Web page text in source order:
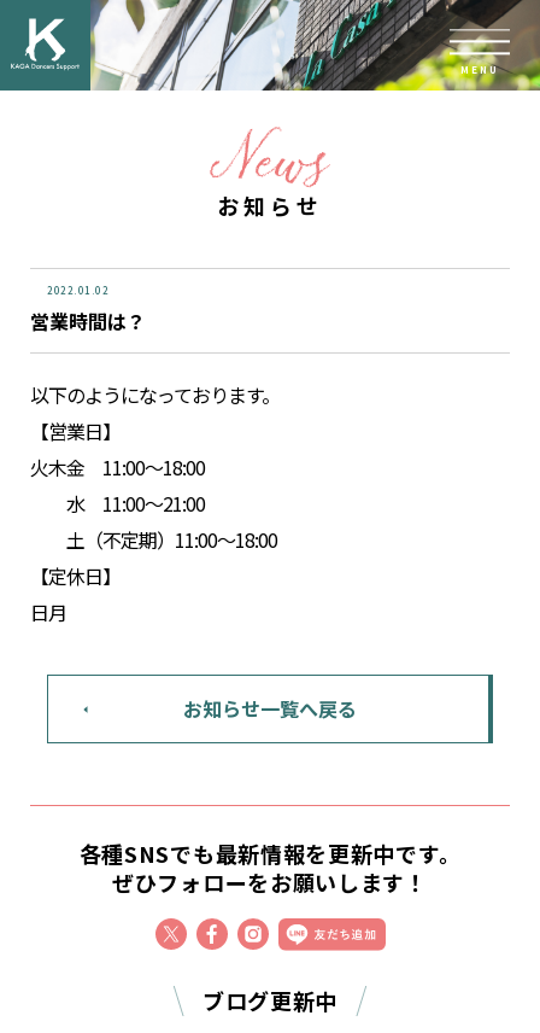
MENU
お知らせ
2022.01.02
営業時間は？
以下のようになっております。
【営業日】
火木金 11:00～18:00
水 11:00～21:00
土（不定期） 11:00～18:00
【定休日】
日月
お知らせ一覧へ戻る
各種SNSでも最新情報を更新中です。
ぜひフォローをお願いします！
ブログ更新中